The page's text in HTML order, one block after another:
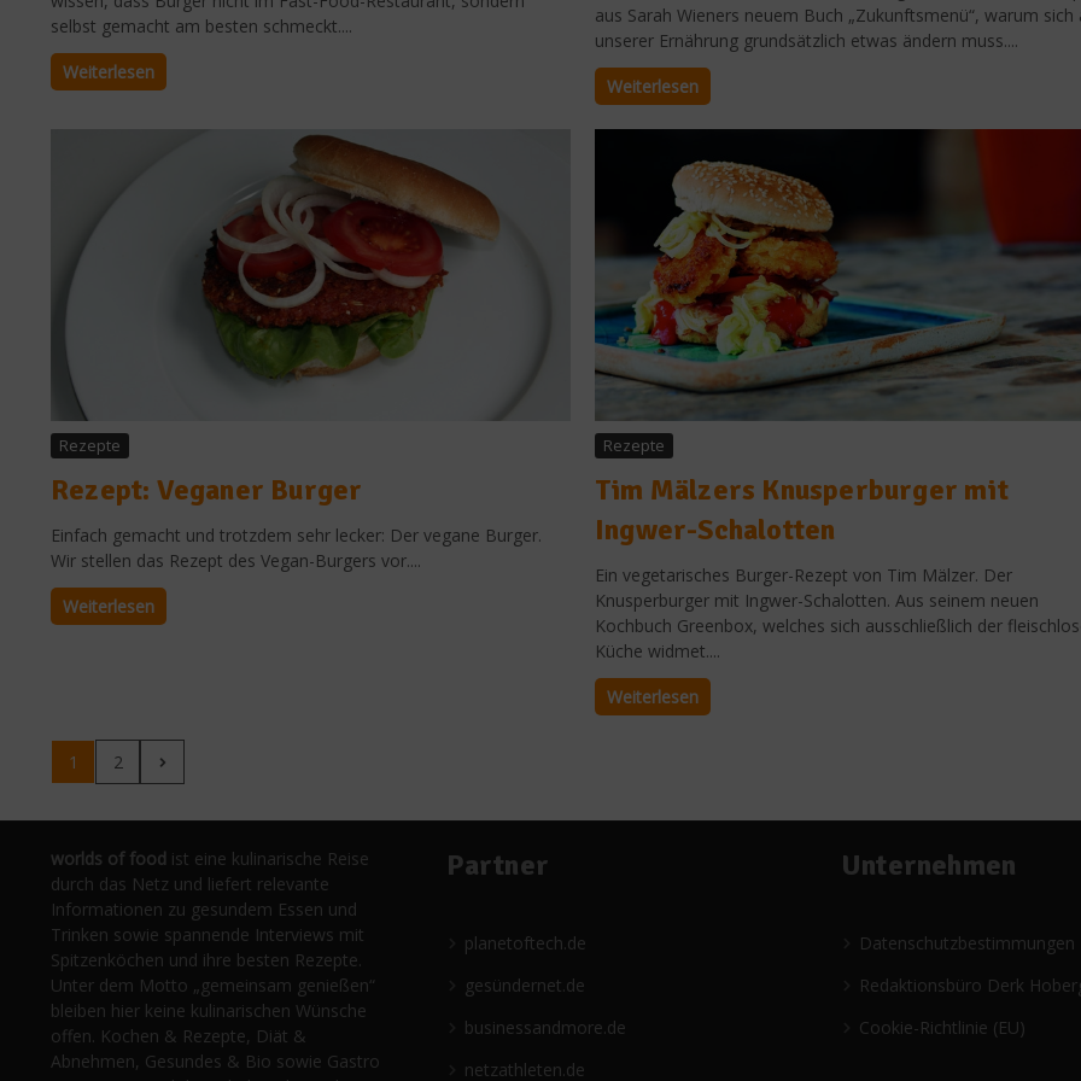
selbst gemacht am besten schmeckt....
Weiterlesen
aus Sarah Wieners neuem Buch „Zukunftsmenü“, warum sich
unserer Ernährung grundsätzlich etwas ändern muss....
Weiterlesen
Rezepte
Rezept: Veganer Burger
Einfach gemacht und trotzdem sehr lecker: Der vegane Burger.
Wir stellen das Rezept des Vegan-Burgers vor....
Weiterlesen
Rezepte
Tim Mälzers Knusperburger mit
Ingwer-Schalotten
Ein vegetarisches Burger-Rezept von Tim Mälzer. Der
Knusperburger mit Ingwer-Schalotten. Aus seinem neuen
Kochbuch Greenbox, welches sich ausschließlich der
Küche widmet....
Weiterlesen
1 2
worlds of food ist eine kulinarische Reise
durch das Netz und liefert relevante
Informationen zu gesundem Essen und
Trinken sowie spannende Interviews mit
Spitzenköchen und ihre besten Rezepte.
Unter dem Motto „gemeinsam genießen“
bleiben hier keine kulinarischen Wünsche
offen. Kochen & Rezepte, Diät &
Abnehmen, Gesundes & Bio sowie Gastro
Partner
planetoftech.de
gesündernet.de
businessandmore.de
netzathleten.de
Unternehmen
Datenschutzbestimmungen
Redaktionsbüro Derk
Cookie-Richtlinie (EU)